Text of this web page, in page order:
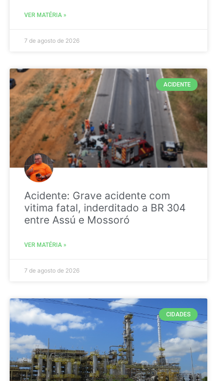
VER MATÉRIA »
7 de agosto de 2026
ACIDENTE
Acidente: Grave acidente com
vitima fatal, inderditado a BR 304
entre Assú e Mossoró
VER MATÉRIA »
7 de agosto de 2026
CIDADES